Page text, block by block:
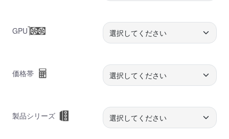
GPU
価格帯
製品シリーズ